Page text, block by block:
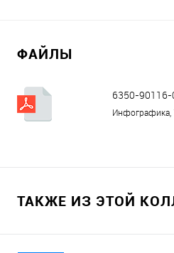
ФАЙЛЫ
6350-
assembly.pdf
Инфографика,
ТАКЖЕ ИЗ ЭТОЙ